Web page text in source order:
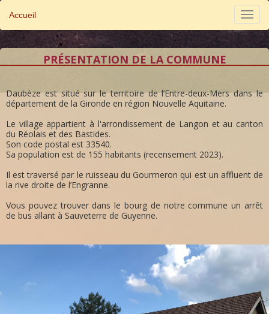
Accueil
PRÉSENTATION DE LA COMMUNE
Daubèze est situé sur le territoire de l’Entre-deux-Mers dans le
département de la Gironde en région Nouvelle Aquitaine.
Le village appartient à l'arrondissement de Langon et au canton
du Réolais et des Bastides.
Son code postal est 33540.
Sa population est de 155 habitants (recensement 2023).
Il est traversé par le ruisseau du Gourmeron qui est un affluent de
la rive droite de l’Engranne.
Vous pouvez trouver dans le bourg de notre commune un arrêt
de bus allant à Sauveterre de Guyenne.